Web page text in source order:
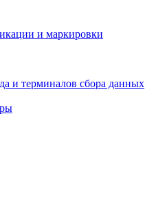
и маркировки
и терминалов сбора данных